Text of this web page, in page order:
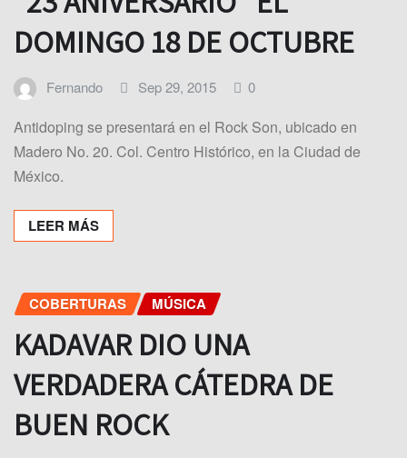
DOMINGO 18 DE OCTUBRE
Fernando Sep 29, 2015 0
Antidoping se presentará en el Rock Son, ubicado en
Madero No. 20. Col. Centro Histórico, en la Ciudad de
México.
LEER MÁS
COBERTURAS MÚSICA
KADAVAR DIO UNA
VERDADERA CÁTEDRA DE
BUEN ROCK